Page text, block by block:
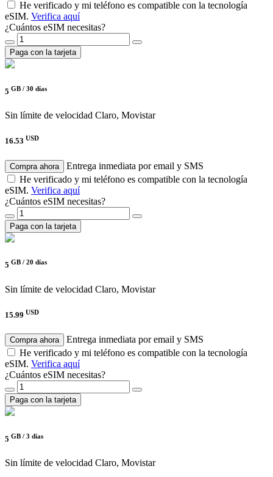
He verificado y mi teléfono es compatible con la tecnología
eSIM. Verifica aquí
¿Cuántos eSIM necesitas?
Paga con la tarjeta
5 GB / 30 días
Sin límite de velocidad Claro, Movistar
16.53 USD
Compra ahora
Entrega inmediata por email y SMS
He verificado y mi teléfono es compatible con la tecnología
eSIM. Verifica aquí
¿Cuántos eSIM necesitas?
Paga con la tarjeta
5 GB / 20 días
Sin límite de velocidad Claro, Movistar
15.99 USD
Compra ahora
Entrega inmediata por email y SMS
He verificado y mi teléfono es compatible con la tecnología
eSIM. Verifica aquí
¿Cuántos eSIM necesitas?
Paga con la tarjeta
5 GB / 3 días
Sin límite de velocidad Claro, Movistar